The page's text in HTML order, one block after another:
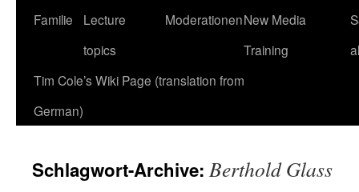
Familie
Lecture
topics
ModerationenNew Media
Training
Tim Cole’s Wiki Page (translation from
German)
Schlagwort-Archive: Berthold Glass